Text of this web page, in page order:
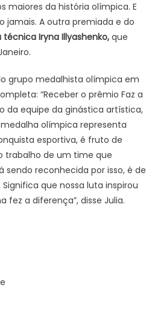
maiores da história olímpica. E
jamais. A outra premiada e do
técnica Iryna Illyashenko,que
grupo medalhista olímpica em
“Receber o prêmio Faz a
da equipe da ginástica artística,
olímpica representa
esportiva, é fruto de
trabalho de um time que
sendo reconhecida por isso, é de
que nossa luta inspirou
fez a diferença”, disse Julia.